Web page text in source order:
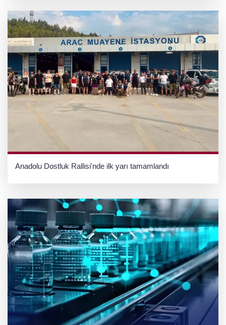
Anadolu Dostluk Rallisi'nde ilk yarı tamamlandı